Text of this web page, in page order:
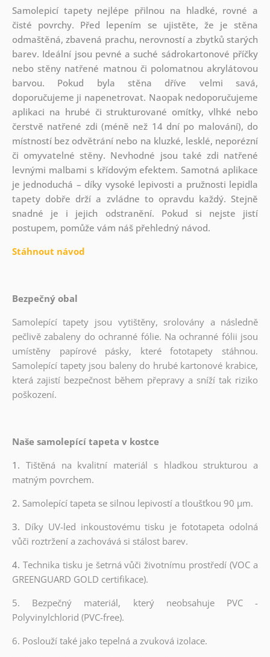
Samolepicí tapety nejlépe přilnou na hladké, rovné a
čisté povrchy. Před lepením se ujistěte, že je stěna
odmaštěná, zbavená prachu, nerovností a zbytků starých
barev. Ideální jsou pevné a suché sádrokartonové příčky
nebo stěny natřené matnou či polomatnou akrylátovou
barvou. Pokud byla stěna dříve velmi savá,
doporučujeme ji napenetrovat. Naopak nedoporučujeme
aplikaci na hrubé či strukturované omítky, vlhké nebo
čerstvě natřené zdi (méně než 14 dní po malování), do
místností bez odvětrání nebo na kluzké, lesklé, neporézní
či omyvatelné stěny. Nevhodné jsou také zdi natřené
levnými malbami s křídovým efektem. Samotná aplikace
je jednoduchá – díky vysoké lepivosti a pružnosti lepidla
tapety dobře drží a zvládne to opravdu každý. Stejně
snadné je i jejich odstranění. Pokud si nejste jistí
postupem, pomůže vám náš přehledný návod.
Stáhnout návod
Bezpečný obal
Samolepící tapety jsou vytištěny, srolovány a následně
pečlivě zabaleny do ochranné fólie. Na ochranné fólii jsou
umístěny papírové pásky, které fototapety stáhnou.
Samolepící tapety jsou baleny do hrubé kartonové krabice,
která zajistí bezpečnost během přepravy a sníží tak riziko
poškození.
Naše samolepící tapeta v kostce
1. Tištěná na kvalitní materiál s hladkou strukturou a
matným povrchem.
2. Samolepící tapeta se silnou lepivostí a tloušťkou 90 µm.
3. Díky UV-led inkoustovému tisku je fototapeta odolná
vůči roztržení a zachovává si stálost barev.
4. Technika tisku je šetrná vůči životnímu prostředí (VOC a
GREENGUARD GOLD certifikace).
5. Bezpečný materiál, který neobsahuje PVC -
Polyvinylchlorid (PVC-free).
6. Poslouží také jako tepelná a zvuková izolace.